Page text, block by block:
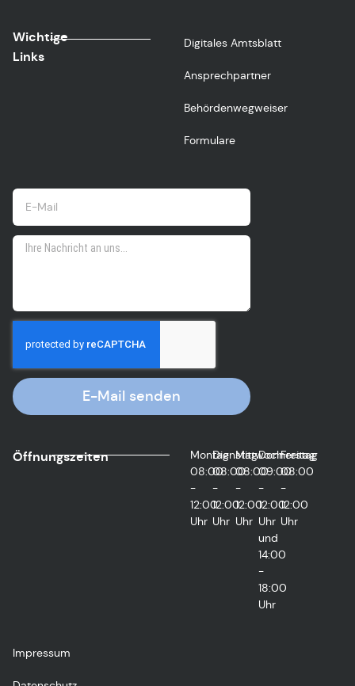
Wichtige
Links
Digitales Amtsblatt
Ansprechpartner
Behördenwegweiser
Formulare
E-Mail senden
Öffnungszeiten
Montag
08:00
-
12:00
Uhr
Dienstag
08:00
-
12:00
Uhr
Mittwoch
08:00
-
12:00
Uhr
Donnerstag
09:00
-
12:00
Uhr
und
14:00
-
18:00
Uhr
Freitag
08:00
-
12:00
Uhr
Impressum